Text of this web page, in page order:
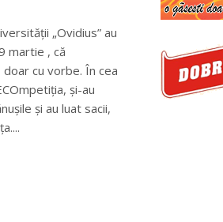
„Ovidius” au
martie , că
cu vorbe. În cea
și-au
și au luat sacii,